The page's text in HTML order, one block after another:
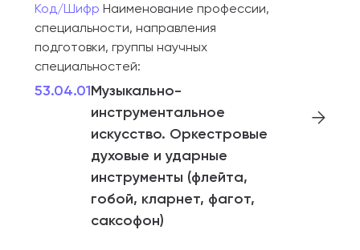
Код/Шифр Наименование профессии,
специальности, направления
подготовки, группы научных
специальностей:
53.04.01Музыкально-
инструментальное
искусство. Оркестровые
духовые и ударные
инструменты (флейта,
гобой, кларнет, фагот,
саксофон)